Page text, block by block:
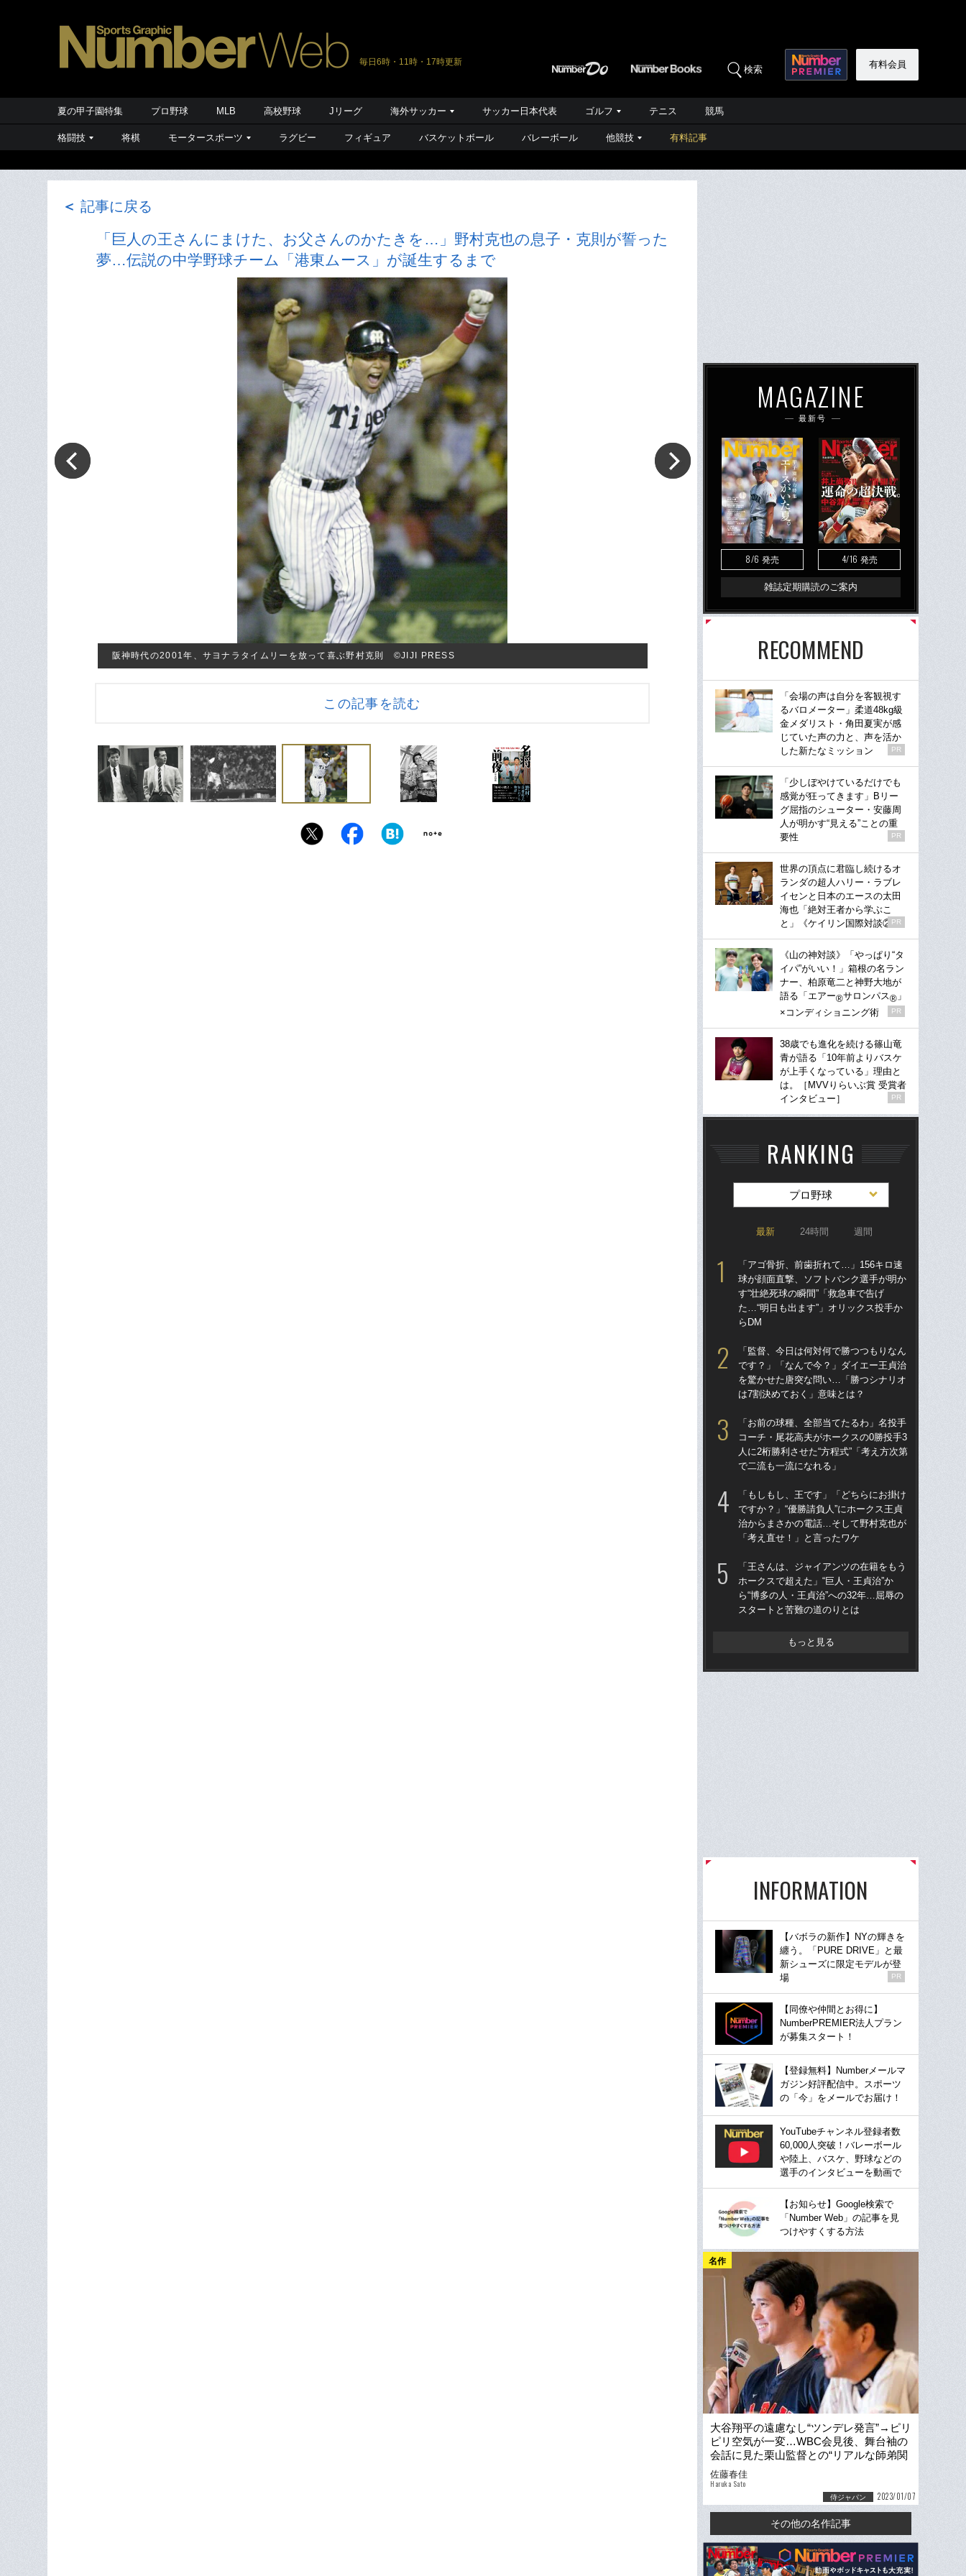
毎日6時・11時・17時更新
検索 有料会員
夏の甲子園特集 プロ野球 MLB 高校野球 Jリーグ 海外サッカー サッカー日本代表 ゴルフ テニス 競馬
格闘技 将棋 モータースポーツ ラグビー フィギュア バスケットボール バレーボール 他競技 有料記事
＜ 記事に戻る
「巨人の王さんにまけた、お父さんのかたきを…」野村克也の息子・克則が誓った
夢…伝説の中学野球チーム「港東ムース」が誕生するまで
阪神時代の2001年、サヨナラタイムリーを放って喜ぶ野村克則 ©JIJI PRESS
この記事を読む
MAGAZINE
最新号
8/6 発売 4/16 発売
雑誌定期購読のご案内
RECOMMEND
「会場の声は自分を客観視す
るバロメーター」柔道48kg級
金メダリスト・角田夏実が感
じていた声の力と、声を活か
した新たなミッション
PR
「少しぼやけているだけでも
感覚が狂ってきます」Bリー
グ屈指のシューター・安藤周
人が明かす“見える”ことの重
要性
PR
世界の頂点に君臨し続けるオ
ランダの超人ハリー・ラブレ
イセンと日本のエースの太田
海也「絶対王者から学ぶこ
と」《ケイリン国際対談②》
PR
《山の神対談》「やっぱり“タ
イパ”がいい！」箱根の名ラン
ナー、柏原竜二と神野大地が
語る「エアー®サロンパス® 」
×コンディショニング術
PR
38歳でも進化を続ける篠山竜
青が語る「10年前よりバスケ
が上手くなっている」理由と
は。［MVVりらいぶ賞 受賞者
インタビュー］
PR
RANKING
プロ野球
最新 24時間 週間
「アゴ骨折、前歯折れて…」156キロ速
球が顔面直撃、ソフトバンク選手が明か
す“壮絶死球の瞬間”「救急車で告げ
た…“明日も出ます”」オリックス投手か
らDM
「監督、今日は何対何で勝つつもりなん
です？」「なんで今？」ダイエー王貞治
を驚かせた唐突な問い…「勝つシナリオ
は7割決めておく」意味とは？
「お前の球種、全部当てたるわ」名投手
コーチ・尾花高夫がホークスの0勝投手3
人に2桁勝利させた“方程式”「考え方次第
で二流も一流になれる」
「もしもし、王です」「どちらにお掛け
ですか？」“優勝請負人”にホークス王貞
治からまさかの電話…そして野村克也が
「考え直せ！」と言ったワケ
「王さんは、ジャイアンツの在籍をもう
ホークスで超えた」“巨人・王貞治”か
ら“博多の人・王貞治”への32年…屈辱の
スタートと苦難の道のりとは
もっと見る
INFORMATION
【バボラの新作】NYの輝きを
纏う。「PURE DRIVE」と最
新シューズに限定モデルが登
場
PR
【同僚や仲間とお得に】
NumberPREMIER法人プラン
が募集スタート！
【登録無料】Numberメールマ
ガジン好評配信中。スポーツ
の「今」をメールでお届け！
YouTubeチャンネル登録者数
60,000人突破！バレーボール
や陸上、バスケ、野球などの
選手のインタビューを動画で
【お知らせ】Google検索で
「Number Web」の記事を見
つけやすくする方法
名作
大谷翔平の遠慮なし“ツンデレ発言”→ピリ
ピリ空気が一変…WBC会見後、舞台袖の
会話に見た栗山監督との“リアルな師弟関
係”
佐藤春佳
Haruka Sato
侍ジャパン 2023/01/07
その他の名作記事